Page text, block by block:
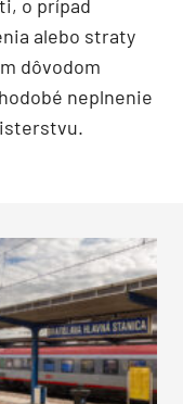
o prípad
alebo straty
dôvodom
neplnenie